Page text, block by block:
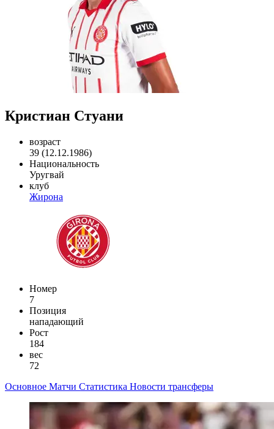
Кристиан Стуани
возраст
39 (12.12.1986)
Национальность
Уругвай
клуб
Жирона
Номер
7
Позиция
нападающий
Рост
184
вес
72
Основное Матчи Статистика Новости трансферы